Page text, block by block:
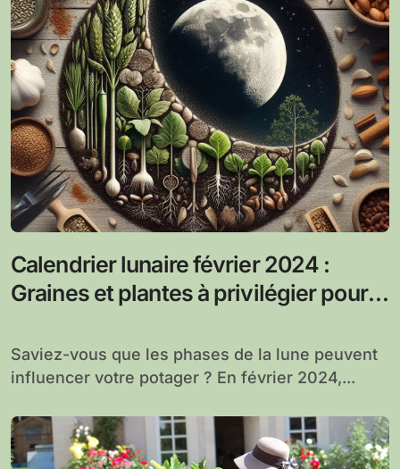
Calendrier lunaire février 2024 :
Graines et plantes à privilégier pour
lunaires
Saviez-vous que les phases de la lune peuvent
influencer votre potager ? En février 2024,...